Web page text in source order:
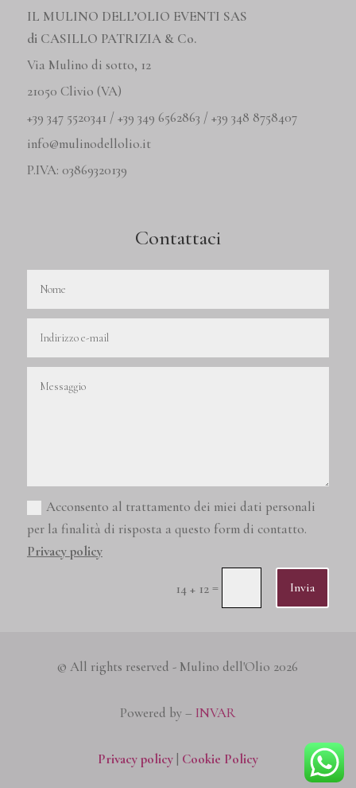
IL MULINO DELL’OLIO EVENTI SAS
di CASILLO PATRIZIA & Co.
Via Mulino di sotto, 12
21050 Clivio (VA)
+39 347 5520341 / +39 349 6562863 / +39 348 8758407
info@mulinodellolio.it
P.IVA: 03869320139
Contattaci
Acconsento al trattamento dei miei dati personali
per la finalità di risposta a questo form di contatto.
Privacy policy
14 + 12= Invia
© All rights reserved - Mulino dell'Olio 2026
Powered by – INVAR
Privacy policy| Cookie Policy